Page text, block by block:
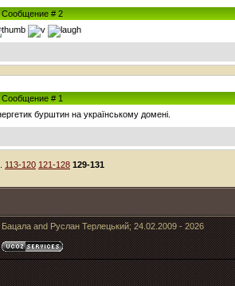
Сообщение # 2
Сообщение # 1
бурштин на українському домені.
113-120 121-128 129-131
and Руслан Терлецький; 24.02.2009 - 2026